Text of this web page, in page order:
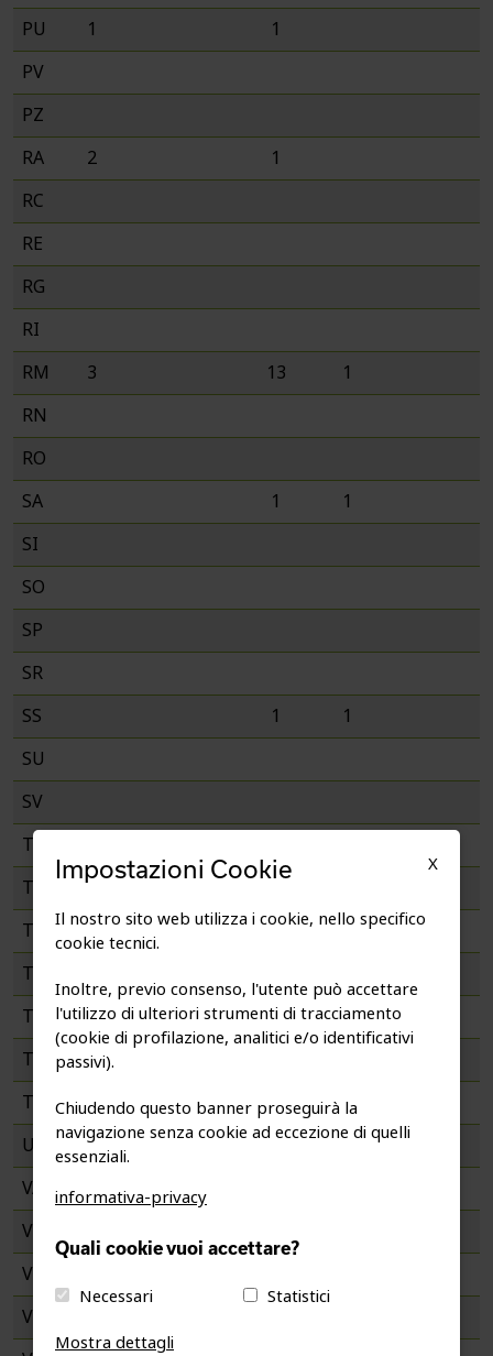
PU
1
1
PV
PZ
RA
2
1
RC
RE
RG
RI
RM
3 13
1
RN
RO
SA
1
1
SI
SO
SP
SR
SS
1
1
SU
SV
TA
TN
5
TO
1 1 8 1
1
TP
TR
TS
1
TV
1 6 3
UD
1 3
1
VA
1 1 1
VB
VC
VE
X
Impostazioni Cookie
Il nostro sito web utilizza i cookie, nello specifico
cookie tecnici.
Inoltre, previo consenso, l'utente può accettare
l'utilizzo di ulteriori strumenti di tracciamento
(cookie di profilazione, analitici e/o identificativi
passivi).
Chiudendo questo banner proseguirà la
navigazione senza cookie ad eccezione di quelli
essenziali.
informativa-privacy
Quali cookie vuoi accettare?
Necessari
Statistici
Mostra dettagli